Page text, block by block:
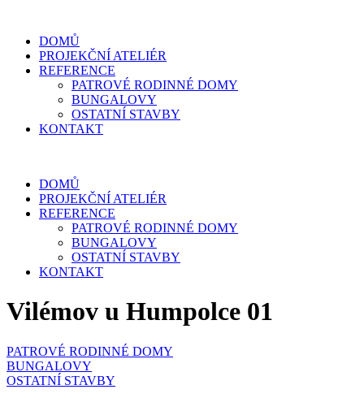
DOMŮ
PROJEKČNÍ ATELIÉR
REFERENCE
PATROVÉ RODINNÉ DOMY
BUNGALOVY
OSTATNÍ STAVBY
KONTAKT
DOMŮ
PROJEKČNÍ ATELIÉR
REFERENCE
PATROVÉ RODINNÉ DOMY
BUNGALOVY
OSTATNÍ STAVBY
KONTAKT
Vilémov u Humpolce 01
PATROVÉ RODINNÉ DOMY
BUNGALOVY
OSTATNÍ STAVBY